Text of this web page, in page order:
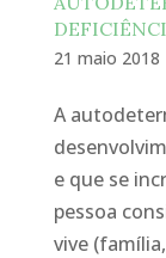
21 maio 2018
A
e que se
pessoa
vive